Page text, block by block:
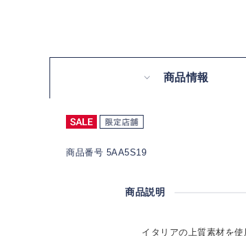
商品情報
商品番号 5AA5S19
商品説明
イタリアの上質素材を